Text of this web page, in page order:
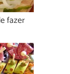
fazer